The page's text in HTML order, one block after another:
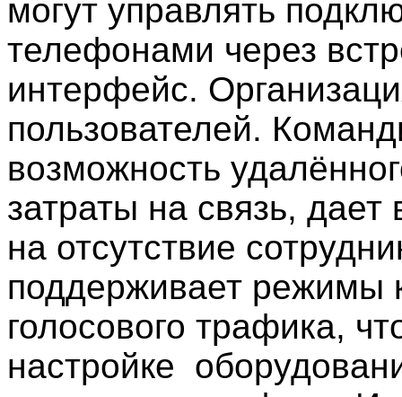
могут управлять
телефонами через
интерфейс.
пользователей.
возможность
затраты на связь,
на отсутствие
поддерживает режимы
голосового трафика,
настройке